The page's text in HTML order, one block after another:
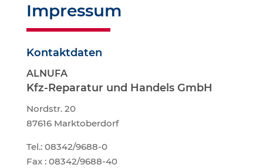
Impres­sum
Kon­takt­da­ten
ALNUFA
Kfz-Repa­ra­tur und Han­dels GmbH
Nord­str. 20
87616 Markt­ober­dorf
Tel.: 08342/9688-0
Fax : 08342/9688-40